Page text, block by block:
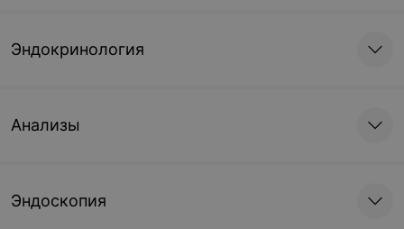
Эндокринология
Анализы
Эндоскопия